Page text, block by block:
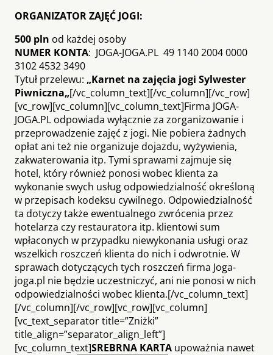
ORGANIZATOR ZAJĘĆ JOGI:
500 pln od każdej osoby
NUMER KONTA: JOGA-JOGA.PL 49 1140 2004 0000
3102 4532 3490
Tytuł przelewu: „Karnet na zajęcia jogi Sylwester
Piwniczna„[/vc_column_text][/vc_column][/vc_row]
[vc_row][vc_column][vc_column_text]Firma JOGA-
JOGA.PL odpowiada wyłącznie za zorganizowanie i
przeprowadzenie zajęć z jogi. Nie pobiera żadnych
opłat ani też nie organizuje dojazdu, wyżywienia,
zakwaterowania itp. Tymi sprawami zajmuje się
hotel, który również ponosi wobec klienta za
wykonanie swych usług odpowiedzialność określoną
w przepisach kodeksu cywilnego. Odpowiedzialność
ta dotyczy także ewentualnego zwrócenia przez
hotelarza czy restauratora itp. klientowi sum
wpłaconych w przypadku niewykonania usługi oraz
wszelkich roszczeń klienta do nich i odwrotnie. W
sprawach dotyczących tych roszczeń firma Joga-
joga.pl nie będzie uczestniczyć, ani nie ponosi w nich
odpowiedzialności wobec klienta.[/vc_column_text]
[/vc_column][/vc_row][vc_row][vc_column]
[vc_text_separator title=”Zniżki”
title_align=”separator_align_left”]
[vc_column_text]SREBRNA KARTA upoważnia nawet